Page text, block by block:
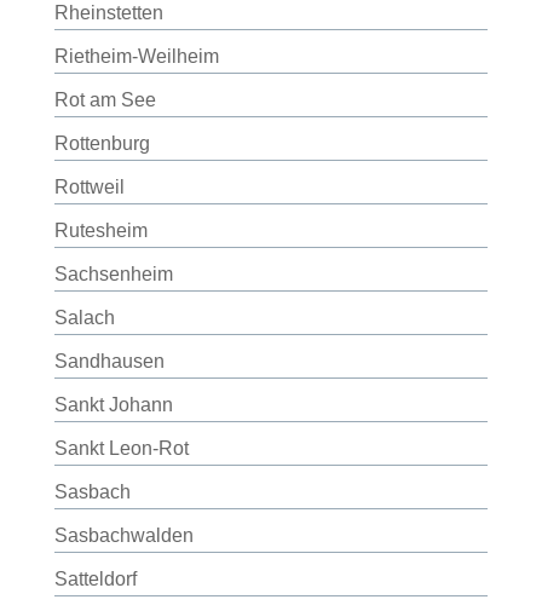
Rheinstetten
Rietheim-Weilheim
Rot am See
Rottenburg
Rottweil
Rutesheim
Sachsenheim
Salach
Sandhausen
Sankt Johann
Sankt Leon-Rot
Sasbach
Sasbachwalden
Satteldorf